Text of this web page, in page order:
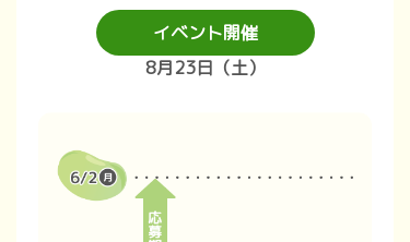
イベント開催
8月23日（土）